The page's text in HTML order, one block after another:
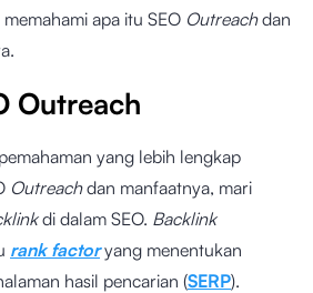
apa itu SEO Outreachdan
Outreach
yang lebih lengkap
Outreachdan manfaatnya, mari
di dalam SEO. Backlink
rank factoryang menentukan
hasil pencarian (SERP).